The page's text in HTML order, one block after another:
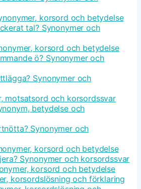
korsord och betydelse
tal? Synonymer och
korsord och betydelse
ö? Synonymer och
Synonymer och
motsatsord och korsordssvar
betydelse och
Synonymer och
korsord och betydelse
Synonymer och korsordssvar
korsord och betydelse
korsordslösning och förklaring